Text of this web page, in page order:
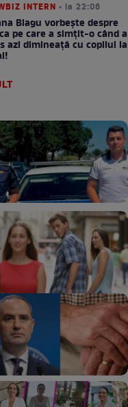
INTERN • la 22:06
Blagu vorbește despre
pe care a simțit-o când a
azi dimineață cu copilul la